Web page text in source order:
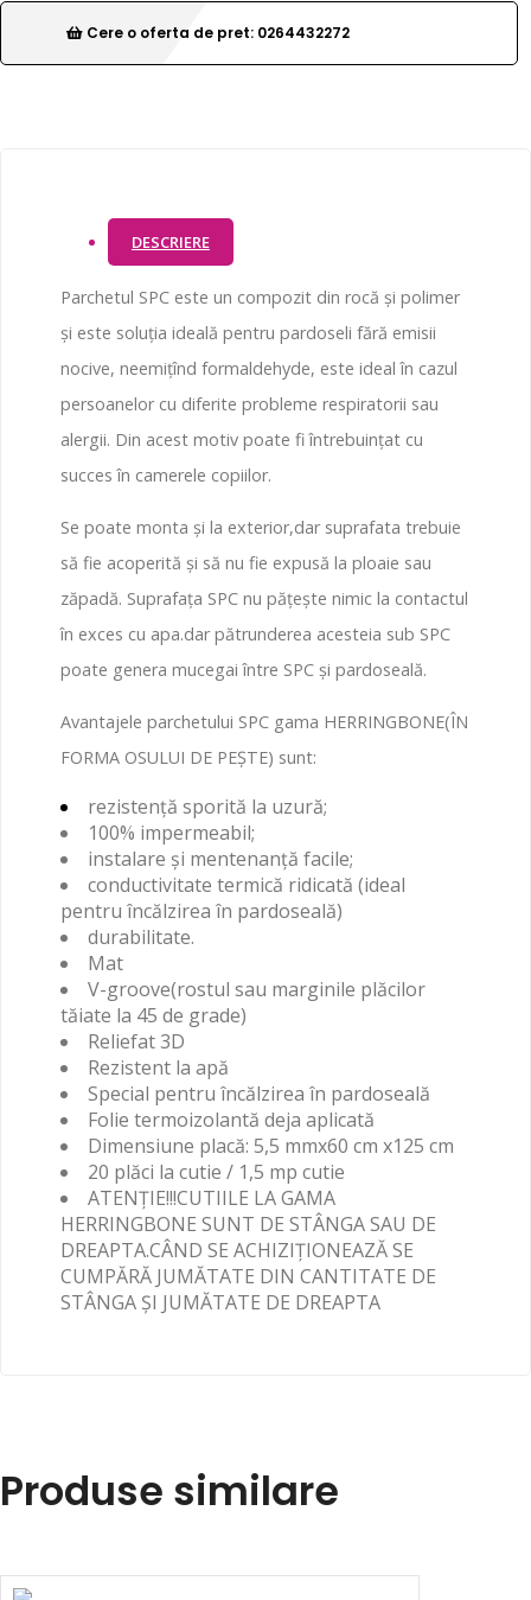
Cere o oferta de pret: 0264432272
DESCRIERE
Parchetul SPC este un compozit din rocă și polimer
și este soluția ideală pentru pardoseli fără emisii
nocive, neemițînd formaldehyde, este ideal în cazul
persoanelor cu diferite probleme respiratorii sau
alergii. Din acest motiv poate fi întrebuințat cu
succes în camerele copiilor.
Se poate monta și la exterior,dar suprafata trebuie
să fie acoperită și să nu fie expusă la ploaie sau
zăpadă. Suprafața SPC nu pățește nimic la contactul
în exces cu apa.dar pătrunderea acesteia sub SPC
poate genera mucegai între SPC și pardoseală.
Avantajele parchetului SPC gama HERRINGBONE(ÎN
FORMA OSULUI DE PEȘTE) sunt:
rezistență sporită la uzură;
100% impermeabil;
instalare și mentenanță facile;
conductivitate termică ridicată (ideal
pentru încălzirea în pardoseală)
durabilitate.
Mat
V-groove(rostul sau marginile plăcilor
tăiate la 45 de grade)
Reliefat 3D
Rezistent la apă
Special pentru încălzirea în pardoseală
Folie termoizolantă deja aplicată
Dimensiune placă: 5,5 mmx60 cm x125 cm
20 plăci la cutie / 1,5 mp cutie
ATENȚIE!!!CUTIILE LA GAMA
HERRINGBONE SUNT DE STÂNGA SAU DE
DREAPTA.CÂND SE ACHIZIȚIONEAZĂ SE
CUMPĂRĂ JUMĂTATE DIN CANTITATE DE
STÂNGA ȘI JUMĂTATE DE DREAPTA
Produse similare